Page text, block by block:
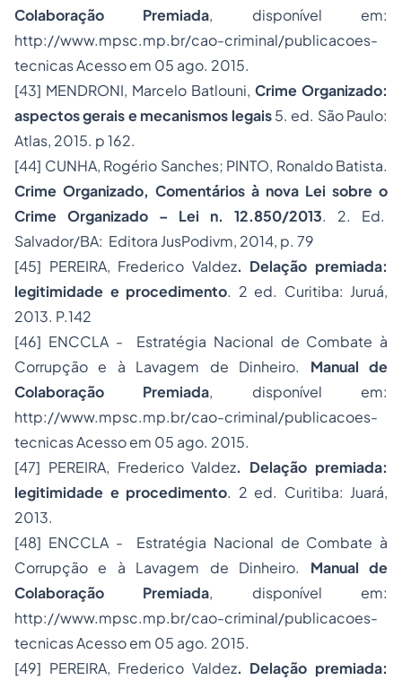
Colaboração Premiada, disponível em:
http://www.mpsc.mp.br/cao-criminal/publicacoes-
tecnicasAcesso em 05 ago. 2015.
[43] MENDRONI, Marcelo Batlouni, Crime Organizado:
aspectos gerais e mecanismos legais5. ed. São Paulo:
Atlas, 2015. p 162.
[44] CUNHA, Rogério Sanches; PINTO, Ronaldo Batista.
Crime Organizado, Comentários à nova Lei sobre o
Crime Organizado – Lei n. 12.850/2013. 2. Ed.
Salvador/BA: Editora JusPodivm, 2014, p. 79
[45] PEREIRA, Frederico Valdez. Delação premiada:
legitimidade e procedimento. 2 ed. Curitiba: Juruá,
2013. P.142
[46] ENCCLA - Estratégia Nacional de Combate à
Corrupção e à Lavagem de Dinheiro. Manual de
Colaboração Premiada, disponível em:
http://www.mpsc.mp.br/cao-criminal/publicacoes-
tecnicasAcesso em 05 ago. 2015.
[47] PEREIRA, Frederico Valdez. Delação premiada:
legitimidade e procedimento. 2 ed. Curitiba: Juará,
2013.
[48] ENCCLA - Estratégia Nacional de Combate à
Corrupção e à Lavagem de Dinheiro. Manual de
Colaboração Premiada, disponível em:
http://www.mpsc.mp.br/cao-criminal/publicacoes-
tecnicasAcesso em 05 ago. 2015.
[49] PEREIRA, Frederico Valdez. Delação premiada: